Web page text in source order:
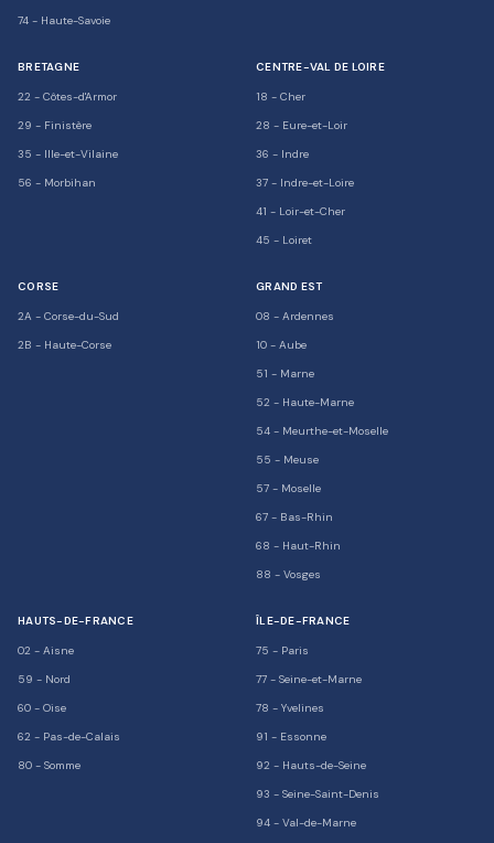
74 - Haute-Savoie
BRETAGNE
22 - Côtes-d'Armor
29 - Finistère
35 - Ille-et-Vilaine
56 - Morbihan
CENTRE-VAL DE LOIRE
18 - Cher
28 - Eure-et-Loir
36 - Indre
37 - Indre-et-Loire
41 - Loir-et-Cher
45 - Loiret
CORSE
2A - Corse-du-Sud
2B - Haute-Corse
GRAND EST
08 - Ardennes
10 - Aube
51 - Marne
52 - Haute-Marne
54 - Meurthe-et-Moselle
55 - Meuse
57 - Moselle
67 - Bas-Rhin
68 - Haut-Rhin
88 - Vosges
HAUTS-DE-FRANCE
02 - Aisne
59 - Nord
60 - Oise
62 - Pas-de-Calais
80 - Somme
ÎLE-DE-FRANCE
75 - Paris
77 - Seine-et-Marne
78 - Yvelines
91 - Essonne
92 - Hauts-de-Seine
93 - Seine-Saint-Denis
94 - Val-de-Marne